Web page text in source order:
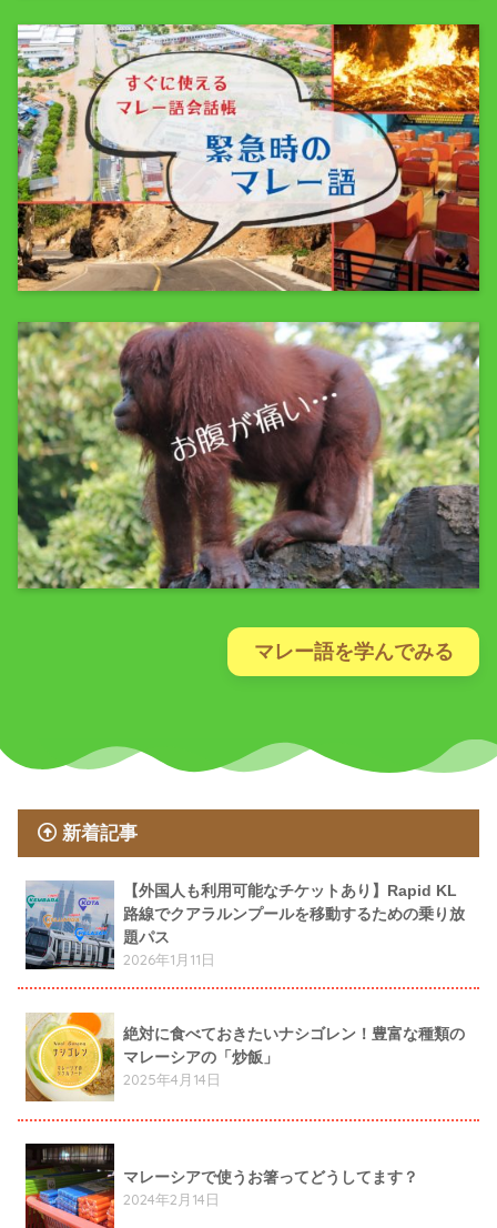
マレー語を学んでみる
新着記事
【外国人も利用可能なチケットあり】Rapid KL
路線でクアラルンプールを移動するための乗り放
題パス
2026年1月11日
絶対に食べておきたいナシゴレン！豊富な種類の
マレーシアの「炒飯」
2025年4月14日
マレーシアで使うお箸ってどうしてます？
2024年2月14日